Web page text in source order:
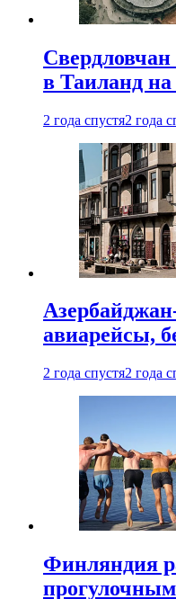
Свердловчан
в Таиланд
2 года спустя2 года
авиарейсы,
2 года спустя2 года
Финляндия